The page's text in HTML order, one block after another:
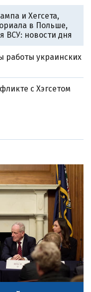
и Хегсета,
в Польше,
ВСУ: новости дня
работы украинских
с Хэгсетом